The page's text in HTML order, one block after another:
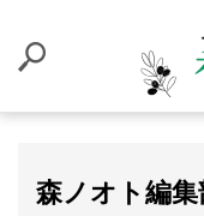
森ノオト編